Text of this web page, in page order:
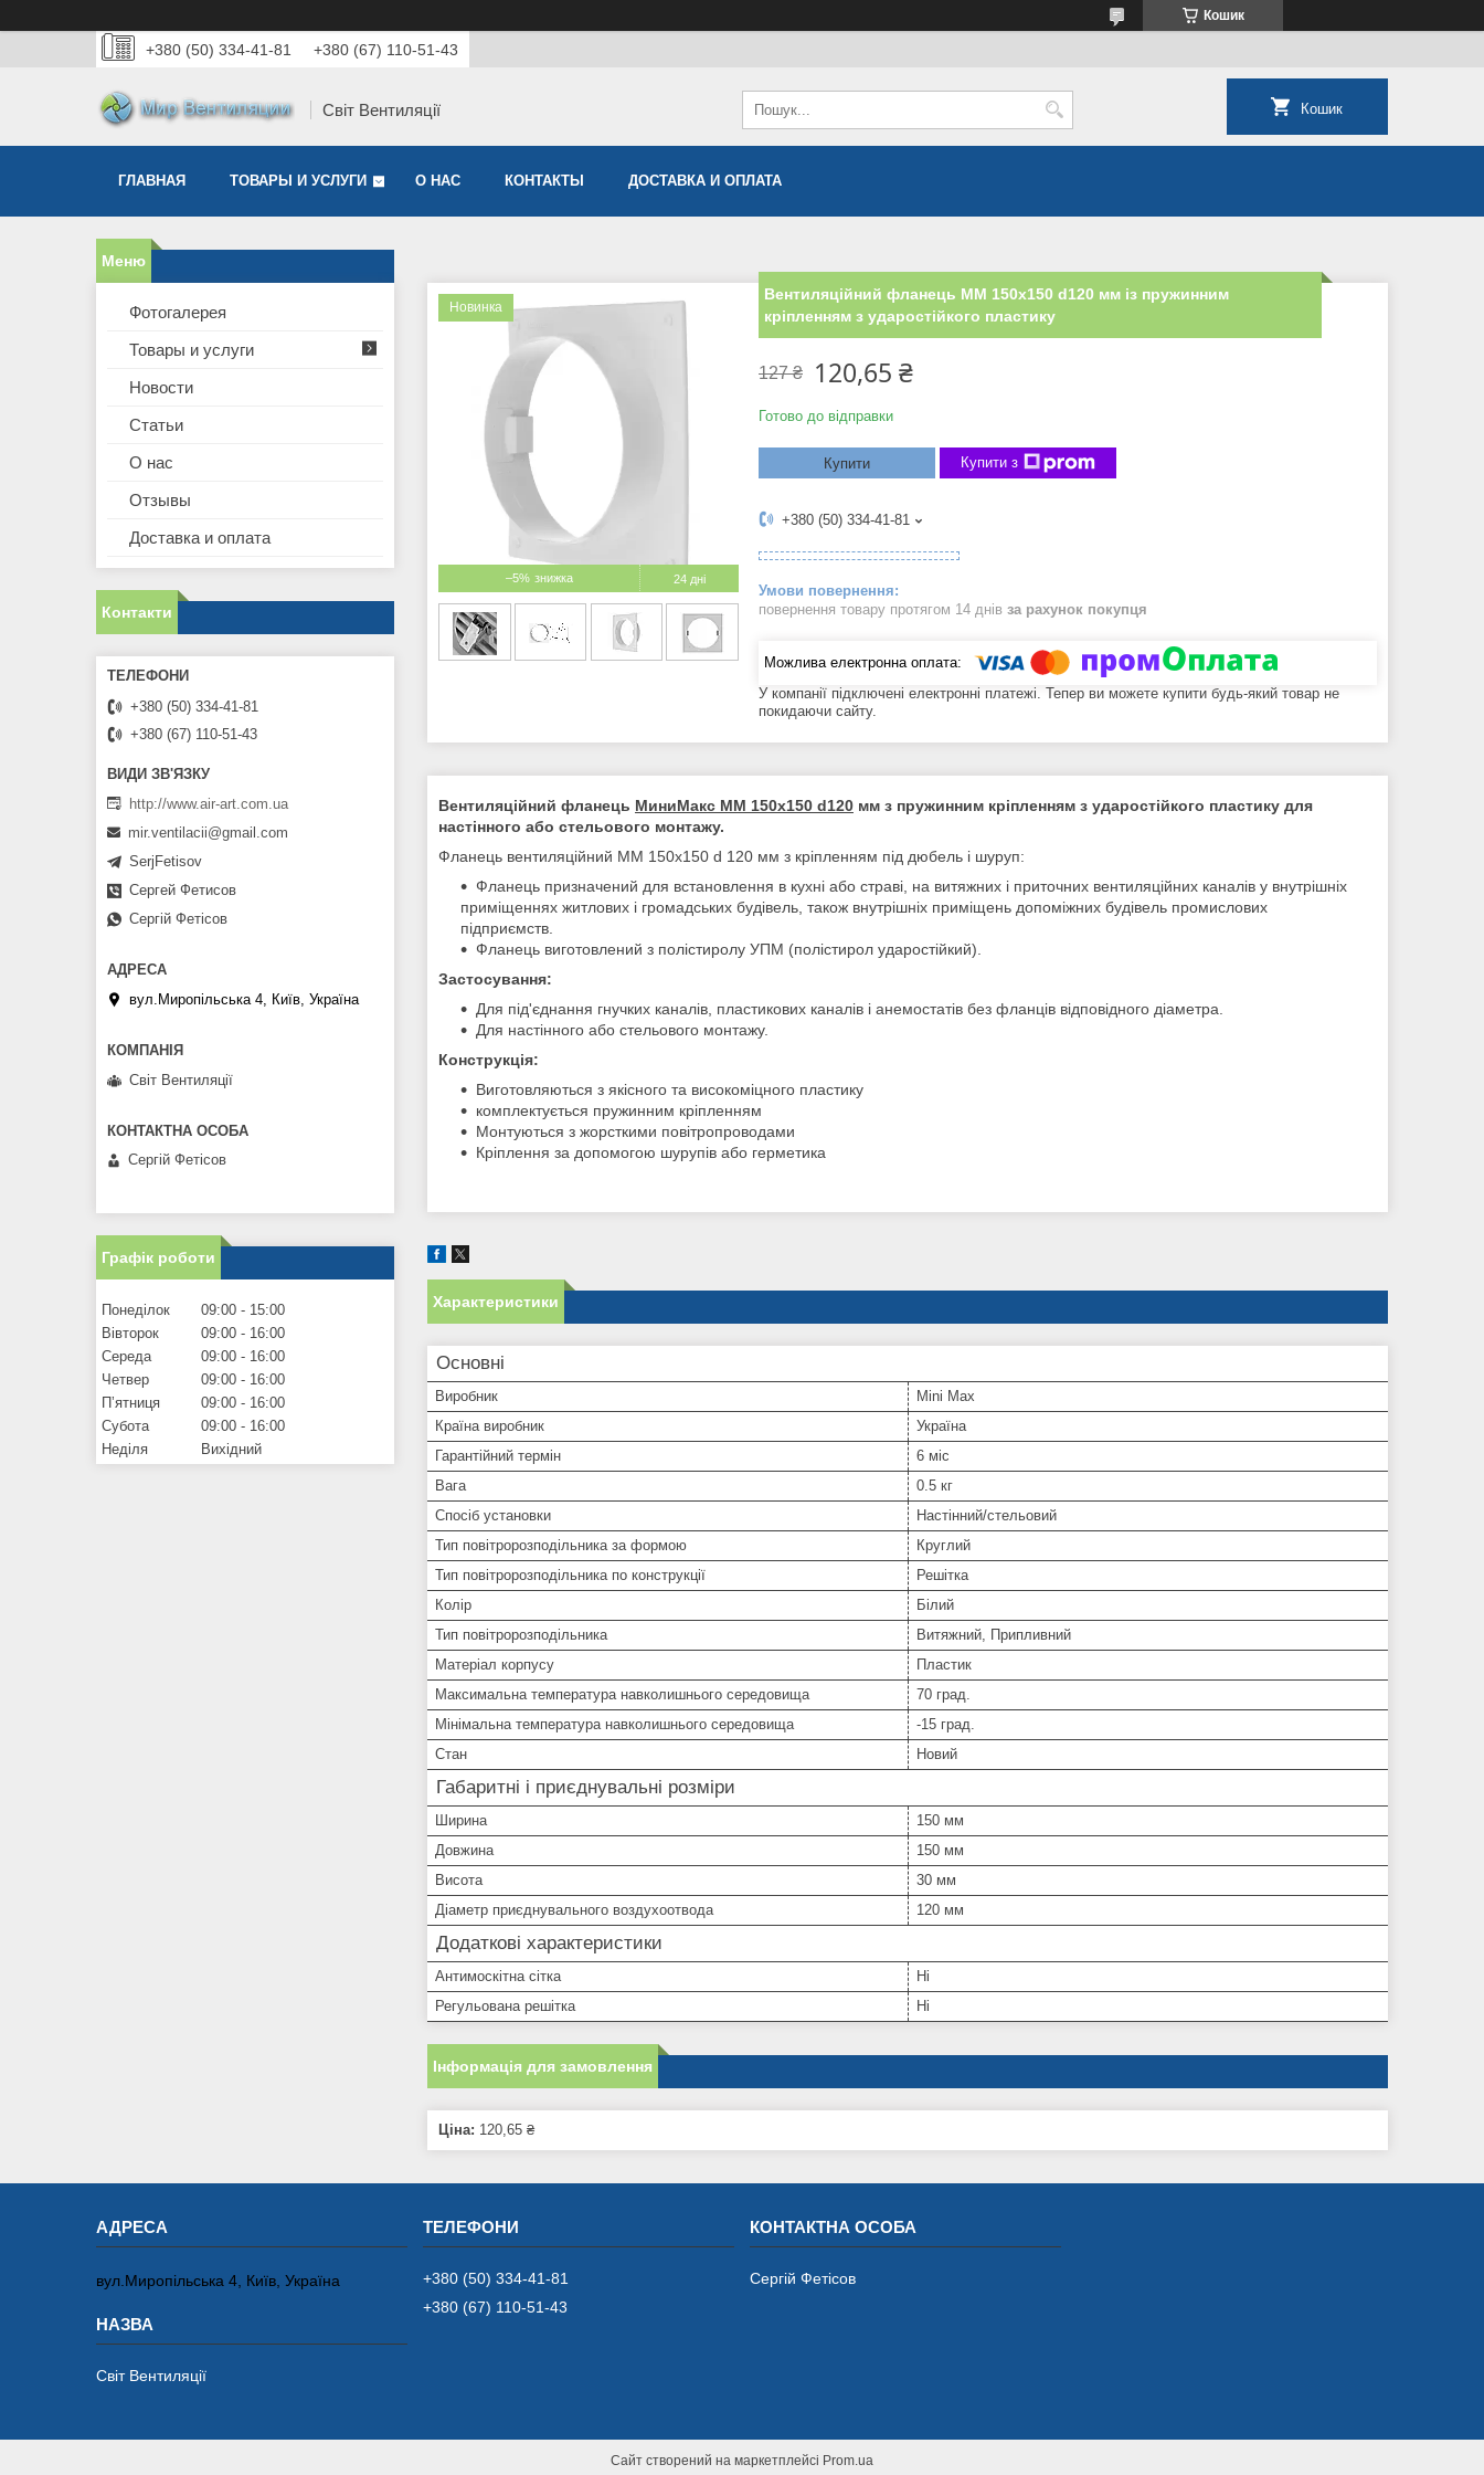
Кошик
+380 (50) 334-41-81 +380 (67) 110-51-43
Світ Вентиляції Кошик
ГЛАВНАЯ ТОВАРЫ И УСЛУГИ О НАС КОНТАКТЫ ДОСТАВКА И ОПЛАТА
–5% 24 дні
Новинка
Вентиляційний фланець ММ 150х150 d120 мм із пружинним
кріпленням з ударостійкого пластику
127 ₴ 120,65 ₴
Готово до відправки
Купити Купити з
+380 (50) 334-41-81
повернення товару протягом 14 днів за рахунок покупця
У компанії підключені електронні платежі. Тепер ви можете купити будь-який товар не
покидаючи сайту.
Вентиляційний фланець МиниМакс ММ 150х150 d120 мм з пружинним кріпленням з ударостійкого пластику для
настінного або стельового монтажу.
Фланець вентиляційний ММ 150х150 d 120 мм з кріпленням під дюбель і шуруп:
Фланець призначений для встановлення в кухні або страві, на витяжних і приточних вентиляційних каналів у внутрішніх
приміщеннях житлових і громадських будівель, також внутрішніх приміщень допоміжних будівель промислових
підприємств.
Фланець виготовлений з полістиролу УПМ (полістирол ударостійкий).
Застосування:
Для під'єднання гнучких каналів, пластикових каналів і анемостатів без фланців відповідного діаметра.
Для настінного або стельового монтажу.
Конструкція:
Виготовляються з якісного та високоміцного пластику
комплектується пружинним кріпленням
Монтуються з жорсткими повітропроводами
Кріплення за допомогою шурупів або герметика
Характеристики
Основні
Виробник
Mini Max
Країна виробник
Україна
Гарантійний термін
6 міс
Вага
0.5 кг
Спосіб установки
Настінний/стельовий
Тип повітророзподільника за формою
Круглий
Тип повітророзподільника по конструкції
Решітка
Колір
Білий
Тип повітророзподільника
Витяжний, Припливний
Матеріал корпусу
Пластик
Максимальна температура навколишнього середовища
70 град.
Мінімальна температура навколишнього середовища
-15 град.
Стан
Новий
Габаритні і приєднувальні розміри
Ширина
150 мм
Довжина
150 мм
Висота
30 мм
Діаметр приєднувального воздухоотвода
120 мм
Додаткові характеристики
Антимоскітна сітка
Ні
Регульована решітка
Ні
Інформація для замовлення
Ціна: 120,65 ₴
Фотогалерея
Товары и услуги
Новости
Статьи
О нас
Отзывы
Доставка и оплата
Контакти
+380 (50) 334-41-81
+380 (67) 110-51-43
http://www.air-art.com.ua
mir.ventilacii@gmail.com
SerjFetisov
Сергей Фетисов
Сергій Фетісов
вул.Миропільська 4, Київ, Україна
Світ Вентиляції
Сергій Фетісов
Графік роботи
Понеділок 09:00
15:00
Вівторок
09:00
16:00
Середа
09:00
16:00
Четвер
09:00
16:00
Пʼятниця
09:00
16:00
Субота
09:00
16:00
Неділя
Вихідний
вул.Миропільська 4, Київ, Україна
Світ Вентиляції
+380 (50) 334-41-81
+380 (67) 110-51-43
Сергій Фетісов
Сайт створений на маркетплейсі Prom.ua